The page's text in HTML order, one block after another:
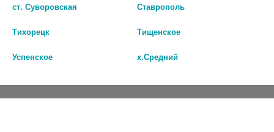
О Компании
(звонок бесплатный)
ст. Суворовская Ставрополь
Тихорецк Тищенское
Успенское х.Средний